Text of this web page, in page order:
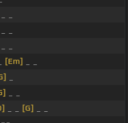
[Em]
[G]